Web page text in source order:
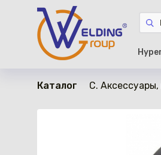
Каталог C.
в наличии